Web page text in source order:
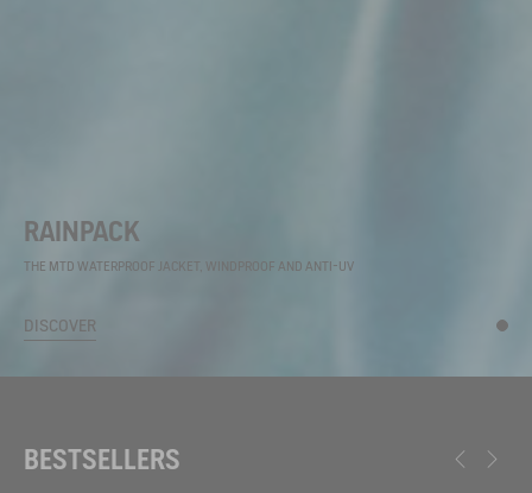
RAINPACK
THE MTD WATERPROOF JACKET, WINDPROOF AND ANTI-UV
DISCOVER
BESTSELLERS